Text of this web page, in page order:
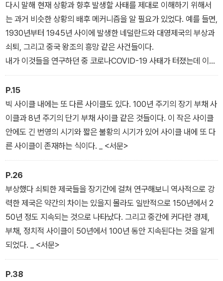
다시 말해 현재 상황과 향후 발생할 사태를 제대로 이해하기 위해서
는 과거 비슷한 상황의 배후 메커니즘을 알 필요가 있었다. 예를 들면,
1930년부터 1945년 사이에 발생한 네덜란드와 대영제국의 부상과
쇠퇴, 그리고 중국 왕조의 흥망 같은 사건들이다.
내가 이것들을 연구하던 중 코로나COVID-19 사태가 터졌는데 이
역시 역사적으로 유사한 일은 몇 번 있었지만 내 생애에서는 처음 겪
는 일이다. 그래서 과거의 유행병을 공부한 결과, 질병, 기근, 홍수 같
은 자연재해 역시 고려 대상에 포함해야 한다는 것을 깨달았다. 이런
자연 현상은 그 어떤 심각한 경제 공황이나 전쟁보다 더 영향력이 크
기 때문이다. _ <서문>
P.15
빅 사이클 내에는 또 다른 사이클도 있다. 100년 주기의 장기 부채 사
이클과 8년 주기의 단기 부채 사이클 같은 것들이다. 이 작은 사이클
안에도 긴 번영의 시기와 짧은 불황의 시기가 있어 사이클 내에 또 다
른 사이클이 존재하는 식이다. _ <서문>
P.26
부상했다 쇠퇴한 제국들을 장기간에 걸쳐 연구해보니 역사적으로 강
력한 제국은 약간의 차이는 있을지 몰라도 일반적으로 150년에서 2
50년 정도 지속되는 것으로 나타났다. 그리고 중간에 커다란 경제,
부채, 정치적 사이클이 50년에서 100년 동안 지속된다는 것을 알게
되었다. _ <서문>
P.38